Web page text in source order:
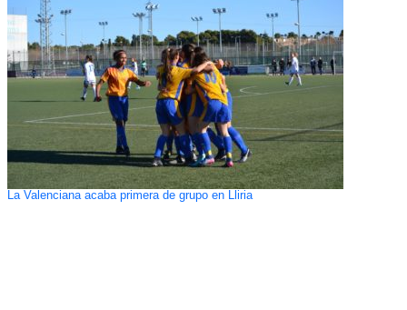
La Valenciana acaba primera de grupo en Lliria